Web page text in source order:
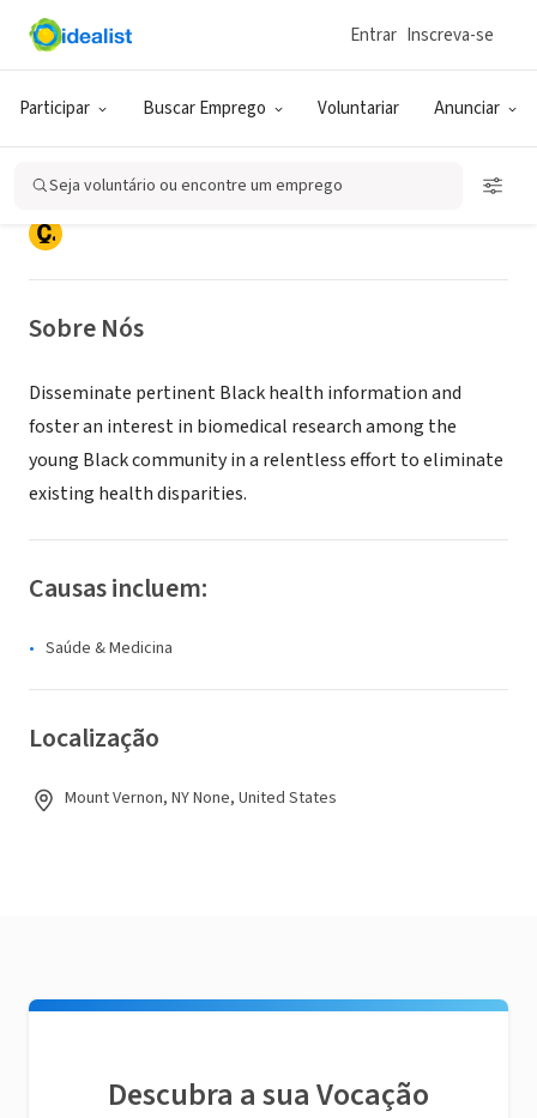
Participar Buscar Emprego Voluntariar Anunciar
Entrar Inscreva-se
Seja voluntário ou encontre um emprego
ONG (SETOR SOCIAL)
The Black Biomedical Research
Movement (BBRM)
Mount Vernon, NY| www.bbrm.org
Sobre Nós
Disseminate pertinent Black health information and
foster an interest in biomedical research among the
young Black community in a relentless effort to eliminate
existing health disparities.
Causas incluem:
Saúde & Medicina
Localização
Mount Vernon, NY None, United States
Descubra a sua Vocação